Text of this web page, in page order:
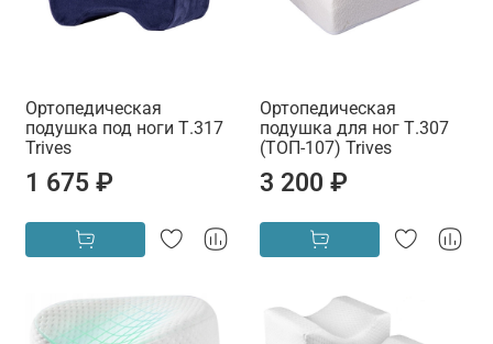
Ортопедическая
подушка под ноги Т.317
Trives
1 675 ₽
Ортопедическая
подушка для ног Т.307
(ТОП-107) Trives
3 200 ₽